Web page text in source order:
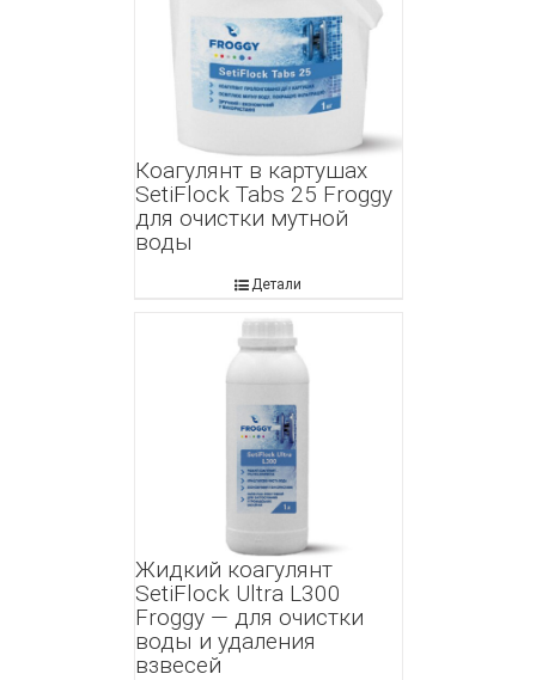
Коагулянт в картушах
SetiFlock Tabs 25 Froggy
для очистки мутной
воды
Детали
Жидкий коагулянт
SetiFlock Ultra L300
Froggy — для очистки
воды и удаления
взвесей